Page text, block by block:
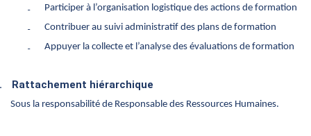
₋
Participer à l’organisation logistique des actions de formation
₋
Contribuer au suivi administratif des plans de formation
₋
Appuyer la collecte et l’analyse des évaluations de formation
Rattachement hiérarchique
Sous la responsabilité de Responsable des Ressources Humaines.